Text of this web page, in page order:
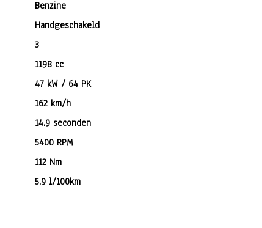
Benzine
Handgeschakeld
3
1198 cc
47 kW / 64 PK
162 km/h
14.9 seconden
5400 RPM
112 Nm
5.9 l/100km